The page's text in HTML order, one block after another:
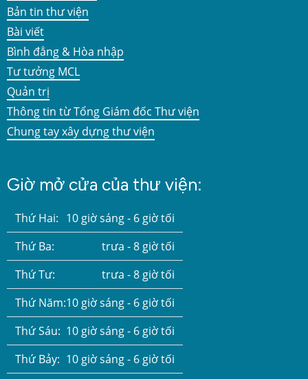
Bản tin thư viện
Bài viết
Bình đẳng & Hòa nhập
Tư tưởng MCL
Quản trị
Thông tin từ Tổng Giám đốc Thư viện
Chung tay xây dựng thư viện
Giờ mở cửa của thư viện:
Thứ Hai: 10 giờ sáng - 6 giờ tối
Thứ Ba:
trưa - 8 giờ tối
Thứ Tư:
trưa - 8 giờ tối
Thứ Năm:10 giờ sáng - 6 giờ tối
Thứ Sáu: 10 giờ sáng - 6 giờ tối
Thứ Bảy: 10 giờ sáng - 6 giờ tối